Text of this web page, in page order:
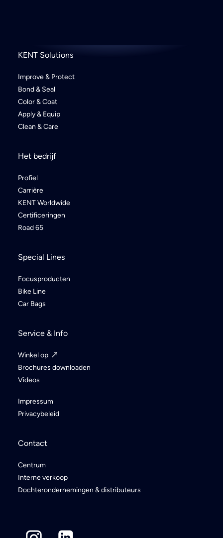
KENT Solutions
Improve & Protect
Bond & Seal
Color & Coat
Apply & Equip
Clean & Care
Het bedrijf
Profiel
Carrière
KENT Worldwide
Certificeringen
Road 65
Special Lines
Focusproducten
Bike Line
Car Bags
Service & Info
Winkel op
Brochures downloaden
Videos
Impressum
Privacybeleid
Contact
Centrum
Interne verkoop
Dochterondernemingen & distributeurs